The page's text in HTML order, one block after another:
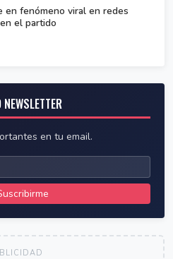
en fenómeno viral en redes
el partido
en tu email.